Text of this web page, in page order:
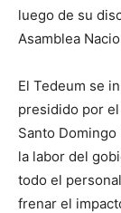
luego de su
Asamblea
El Tedeum se
presidido por
Santo
la labor del
todo el
frenar el